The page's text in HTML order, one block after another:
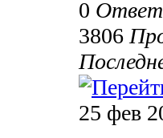
0
3806
25 фев